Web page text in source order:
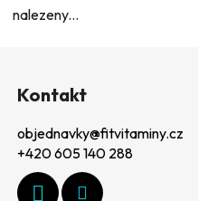
nalezeny...
Kontakt
objednavky@fitvitaminy.cz
+420 605 140 288